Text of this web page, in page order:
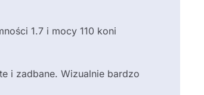
1.7 i mocy 110 koni
i zadbane. Wizualnie bardzo